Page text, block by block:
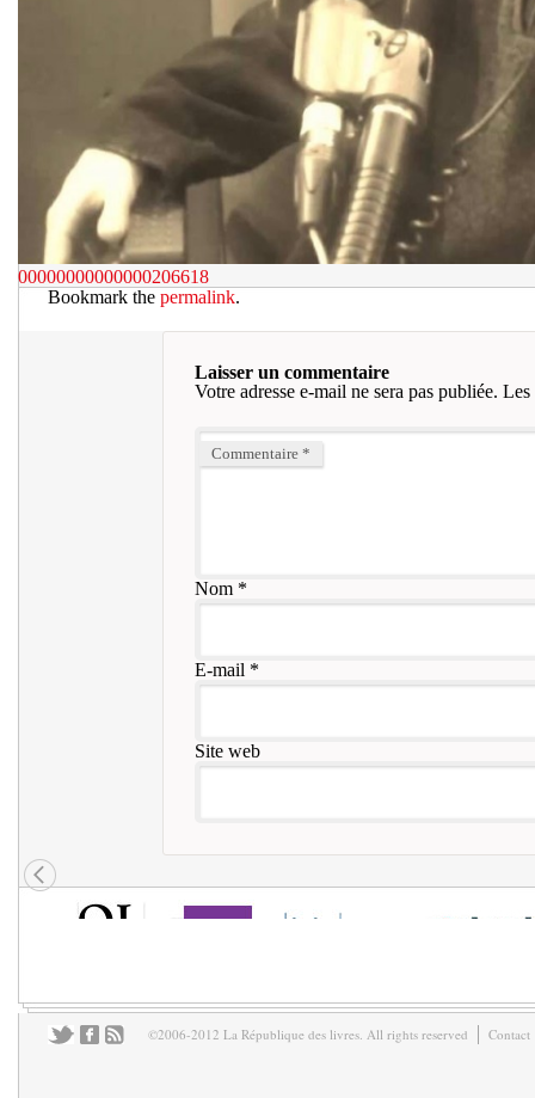
00000000000000206618
Bookmark the permalink.
Laisser un commentaire
Votre adresse e-mail ne sera pas publiée. Les
Commentaire *
Nom*
E-mail *
Site web
©2006-2012 La République des livres. All rights reserved Contact